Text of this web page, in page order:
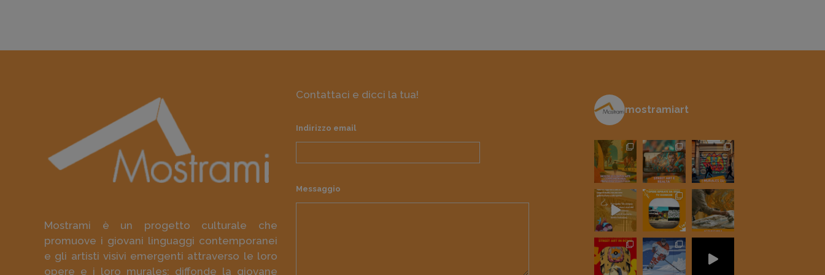
Mostrami è un progetto culturale che
promuove i giovani linguaggi contemporanei
e gli artisti visivi emergenti attraverso le loro
opere e i loro murales; diffonde la giovane
Contattaci e dicci la tua!
Indirizzo email
Messaggio
mostramiart